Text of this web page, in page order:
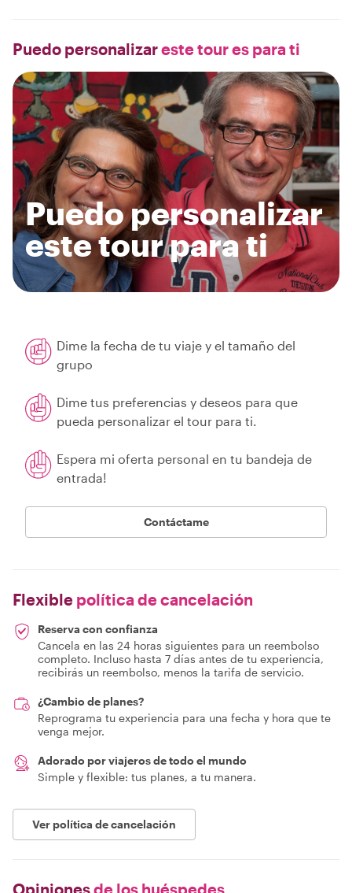
Puedo personalizareste tour es para ti
Puedo personalizar
este tour para ti
Dime la fecha de tu viaje y el tamaño del
grupo
Dime tus preferencias y deseos para que
pueda personalizar el tour para ti.
Espera mi oferta personal en tu bandeja de
entrada!
Contáctame
Flexible política de cancelación
Reserva con confianza
Cancela en las 24 horas siguientes para un reembolso
completo. Incluso hasta 7 días antes de tu experiencia,
recibirás un reembolso, menos la tarifa de servicio.
¿Cambio de planes?
Reprograma tu experiencia para una fecha y hora que te
venga mejor.
Adorado por viajeros de todo el mundo
Simple y flexible: tus planes, a tu manera.
Ver política de cancelación
Opinionesde los huéspedes